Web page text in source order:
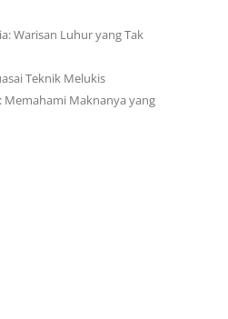
Warisan Luhur yang Tak
Teknik Melukis
Memahami Maknanya yang